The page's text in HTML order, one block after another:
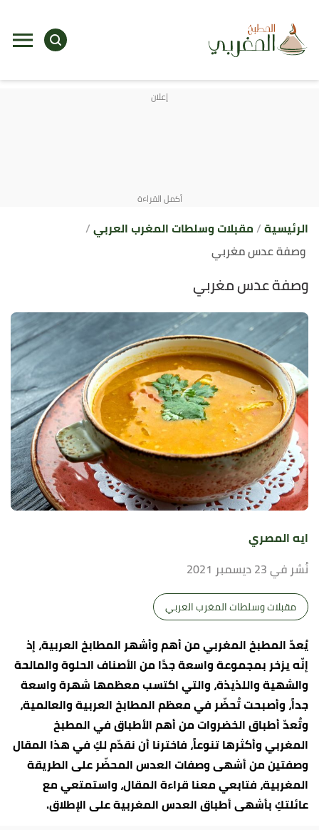
الرئيسية مقبلات وسلطات المغرب العربي
وصفة عدس مغربي
وصفة عدس مغربي
ايه المصري
نُشر في 23 ديسمبر 2021
مقبلات وسلطات المغرب العربي
يُعدّ المطبخ المغربي من أهم وأشهر المطابخ العربية، إذ
إنّه يزخر بمجموعة واسعة جدًا من الأصناف الحلوة والمالحة
والشهية واللذيذة، والتي اكتسب معظمها شهرة واسعة
جداً، وأصبحت تُحضّر في معظم المطابخ العربية والعالمية،
وتُعدّ أطباق الخضروات من أهم الأطباق في المطبخ
المغربي وأكثرها تنوعاً، فاخترنا أن نقدّم لكِ في هذا المقال
وصفتين من أشهى وصفات العدس المحضّر على الطريقة
المغربية، فتابعي معنا قراءة المقال، واستمتعي مع
عائلتكِ بأشهى أطباق العدس المغربية على الإطلاق.